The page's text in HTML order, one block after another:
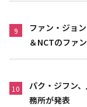
9
ファン・ジョ
＆NCTのファ
10
パク・ジフン
務所が発表